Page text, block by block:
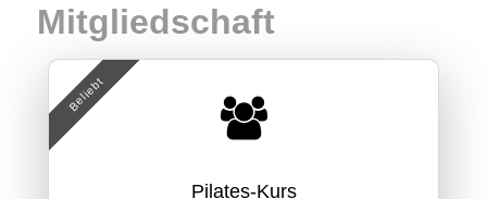
Mitgliedschaft
Beliebt
Pilates-Kurs